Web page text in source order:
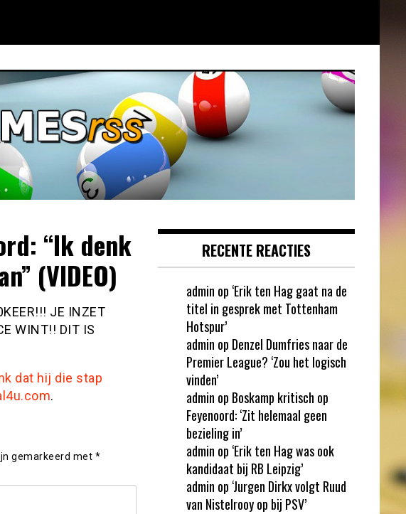
“Ik denk
(VIDEO)
JE INZET
WINT!! DIT IS
dat hij die stap
.
gemarkeerd met *
RECENTE REACTIES
admin op ‘Erik ten Hag gaat na de
titel in gesprek met Tottenham
Hotspur’
admin op Denzel Dumfries naar de
Premier League? ‘Zou het logisch
vinden’
admin op Boskamp kritisch op
Feyenoord: ‘Zit helemaal geen
bezieling in’
admin op ‘Erik ten Hag was ook
kandidaat bij RB Leipzig’
admin op ‘Jurgen Dirkx volgt Ruud
van Nistelrooy op bij PSV’